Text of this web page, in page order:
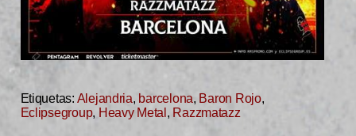
Etiquetas: Alejandria, barcelona, Baron Rojo,
Eclipsegroup, Heavy Metal , Razzmatazz